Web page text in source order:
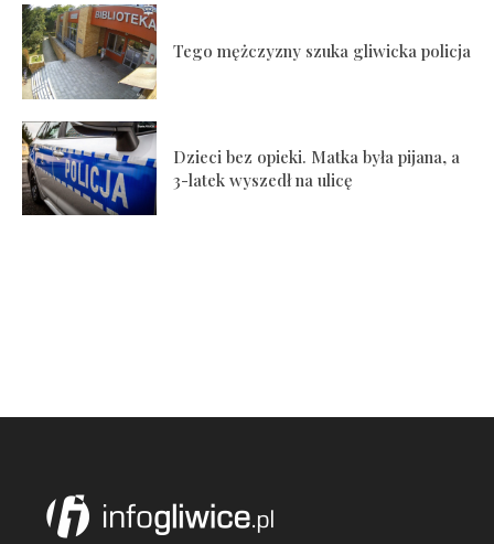
Tego mężczyzny szuka gliwicka policja
Dzieci bez opieki. Matka była pijana, a
3-latek wyszedł na ulicę